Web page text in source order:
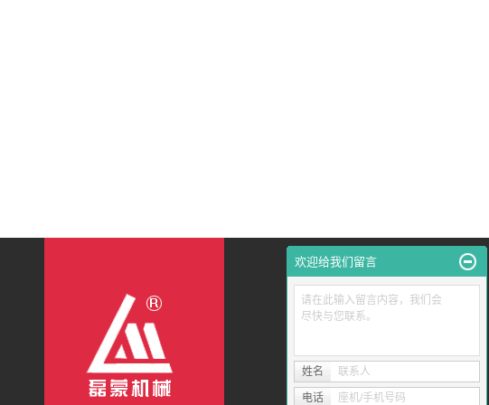
欢迎给我们留言
请在此输入留言内容，我们会
尽快与您联系。
姓名 联系人
电话 座机/手机号码